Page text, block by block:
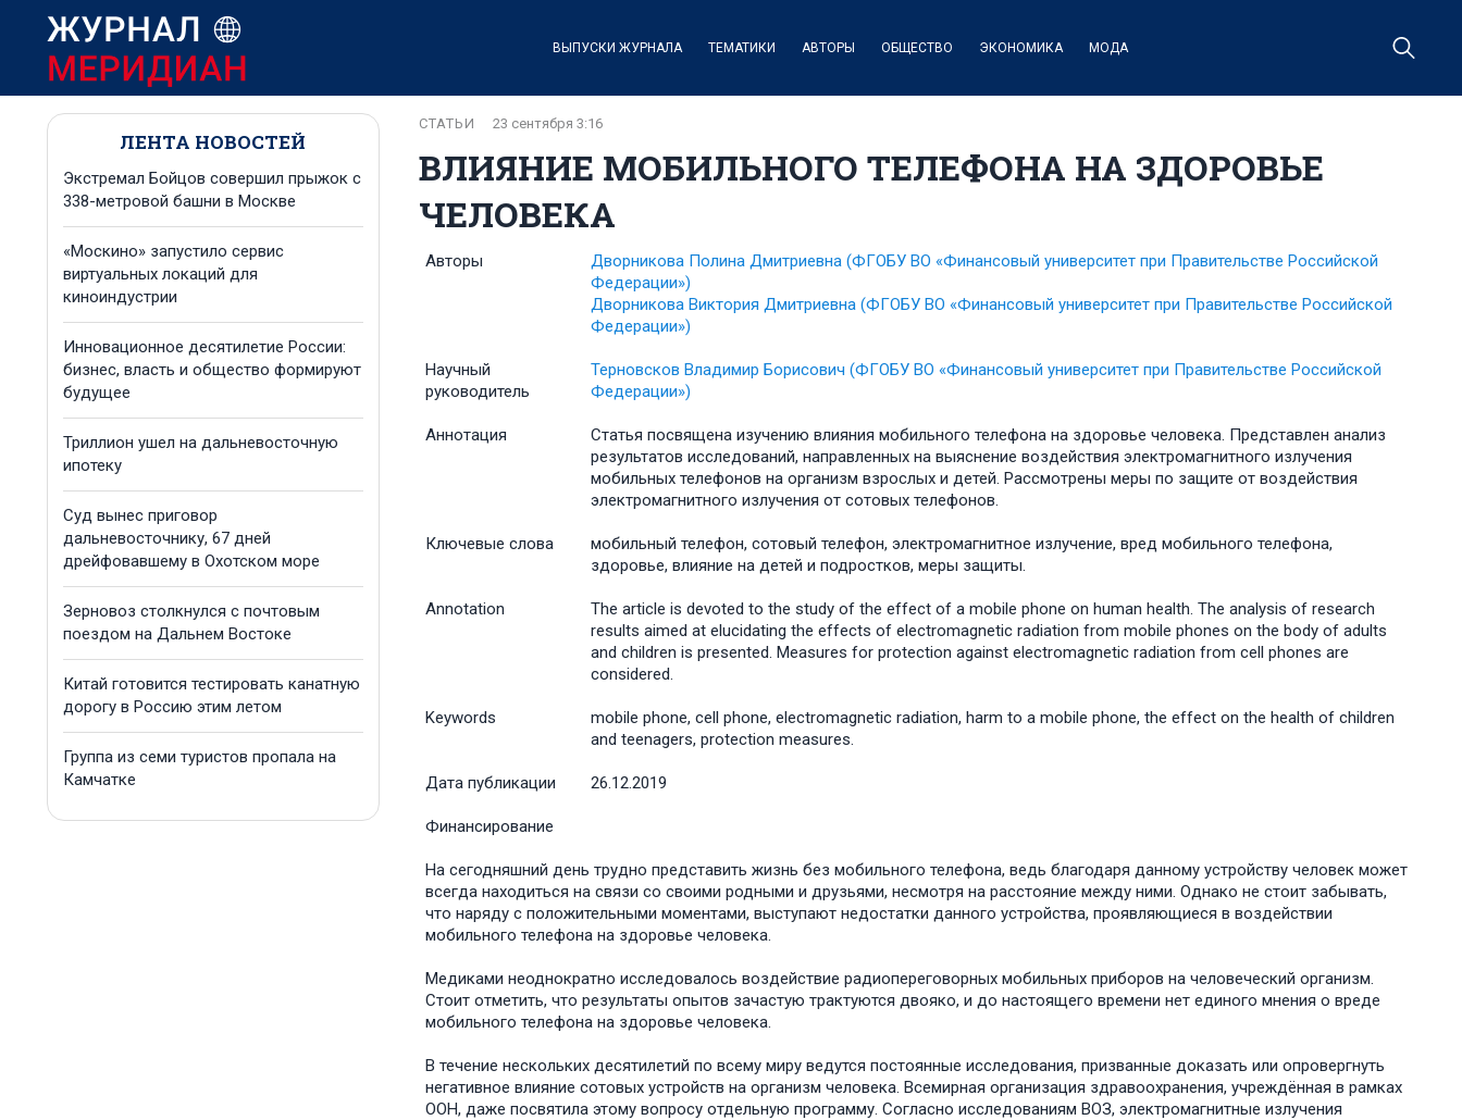
ВЫПУСКИ ЖУРНАЛА ТЕМАТИКИ АВТОРЫ ОБЩЕСТВО ЭКОНОМИКА МОДА
ЛЕНТА НОВОСТЕЙ
Экстремал Бойцов совершил прыжок с
338-метровой башни в Москве
«Москино» запустило сервис
виртуальных локаций для
киноиндустрии
Инновационное десятилетие России:
бизнес, власть и общество формируют
будущее
Триллион ушел на дальневосточную
ипотеку
Суд вынес приговор
дальневосточнику, 67 дней
дрейфовавшему в Охотском море
Зерновоз столкнулся с почтовым
поездом на Дальнем Востоке
Китай готовится тестировать канатную
дорогу в Россию этим летом
Группа из семи туристов пропала на
Камчатке
ВЛИЯНИЕ МОБИЛЬНОГО ТЕЛЕФОНА НА ЗДОРОВЬЕ
ЧЕЛОВЕКА
СТАТЬИ 23 сентября 3:16
Авторы Дворникова Полина Дмитриевна(ФГОБУ ВО «Финансовый университет при Правительстве Российской
Федерации»)
Дворникова Виктория Дмитриевна(ФГОБУ ВО «Финансовый университет при Правительстве Российской
Федерации»)
Научный
руководитель
Терновсков Владимир Борисович(ФГОБУ ВО «Финансовый университет при Правительстве Российской
Федерации»)
Аннотация
Статья посвящена изучению влияния мобильного телефона на здоровье человека. Представлен анализ
результатов исследований, направленных на выяснение воздействия электромагнитного излучения
мобильных телефонов на организм взрослых и детей. Рассмотрены меры по защите от воздействия
электромагнитного излучения от сотовых телефонов.
Ключевые слова
мобильный телефон, сотовый телефон, электромагнитное излучение, вред мобильного телефона,
здоровье, влияние на детей и подростков, меры защиты.
Annotation
The article is devoted to the study of the effect of a mobile phone on human health. The analysis of research
results aimed at elucidating the effects of electromagnetic radiation from mobile phones on the body of adults
and children is presented. Measures for protection against electromagnetic radiation from cell phones are
considered.
Keywords
mobile phone, cell phone, electromagnetic radiation, harm to a mobile phone, the effect on the health of children
and teenagers, protection measures.
Дата публикации 26.12.2019
Финансирование
На сегодняшний день трудно представить жизнь без мобильного телефона, ведь благодаря данному устройству человек может
всегда находиться на связи со своими родными и друзьями, несмотря на расстояние между ними. Однако не стоит забывать,
что наряду с положительными моментами, выступают недостатки данного устройства, проявляющиеся в воздействии
мобильного телефона на здоровье человека.
Медиками неоднократно исследовалось воздействие радиопереговорных мобильных приборов на человеческий организм.
Стоит отметить, что результаты опытов зачастую трактуются двояко, и до настоящего времени нет единого мнения о вреде
мобильного телефона на здоровье человека.
В течение нескольких десятилетий по всему миру ведутся постоянные исследования, призванные доказать или опровергнуть
негативное влияние сотовых устройств на организм человека. Всемирная организация здравоохранения, учреждённая в рамках
ООН, даже посвятила этому вопросу отдельную программу. Согласно исследованиям ВОЗ, электромагнитные излучения